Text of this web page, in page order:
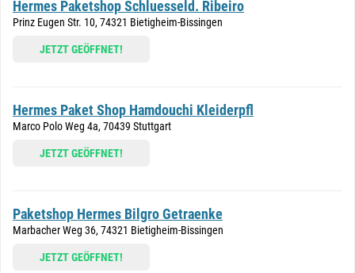
Hermes Paketshop Schluesseld. Ribeiro
Prinz Eugen Str. 10, 74321 Bietigheim-Bissingen
JETZT GEÖFFNET!
Hermes Paket Shop Hamdouchi Kleiderpfl
Marco Polo Weg 4a, 70439 Stuttgart
JETZT GEÖFFNET!
Paketshop Hermes Bilgro Getraenke
Marbacher Weg 36, 74321 Bietigheim-Bissingen
JETZT GEÖFFNET!